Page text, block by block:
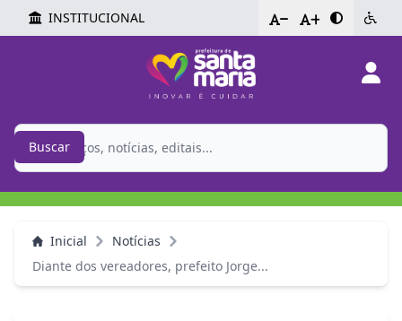
INSTITUCIONAL - +
Buscar
Inicial
Notícias
Diante dos vereadores, prefeito Jorge...